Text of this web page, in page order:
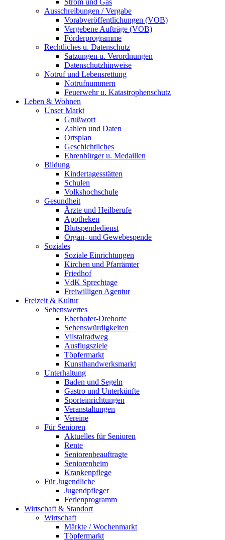
Strom und Gas
Ausschreibungen / Vergabe
Vorabveröffentlichungen (VOB)
Vergebene Aufträge (VOB)
Förderprogramme
Rechtliches u. Datenschutz
Satzungen u. Verordnungen
Datenschutzhinweise
Notruf und Lebensrettung
Notrufnummern
Feuerwehr u. Katastrophenschutz
Leben & Wohnen
Unser Markt
Grußwort
Zahlen und Daten
Ortsplan
Geschichtliches
Ehrenbürger u. Medaillen
Bildung
Kindertagesstätten
Schulen
Volkshochschule
Gesundheit
Ärzte und Heilberufe
Apotheken
Blutspendedienst
Organ- und Gewebespende
Soziales
Soziale Einrichtungen
Kirchen und Pfarrämter
Friedhof
VdK Sprechtage
Freiwilligen Agentur
Freizeit & Kultur
Sehenswertes
Eberhofer-Drehorte
Sehenswürdigkeiten
Vilstalradweg
Ausflugsziele
Töpfermarkt
Kunsthandwerksmarkt
Unterhaltung
Baden und Segeln
Gastro und Unterkünfte
Sporteinrichtungen
Veranstaltungen
Vereine
Für Senioren
Aktuelles für Senioren
Rente
Seniorenbeauftragte
Seniorenheim
Krankenpflege
Für Jugendliche
Jugendpfleger
Ferienprogramm
Wirtschaft & Standort
Wirtschaft
Märkte / Wochenmarkt
Töpfermarkt